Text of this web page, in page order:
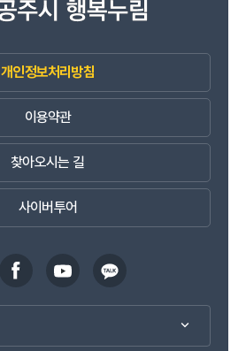
개인정보처리방침
이용약관
찾아오시는 길
사이버투어